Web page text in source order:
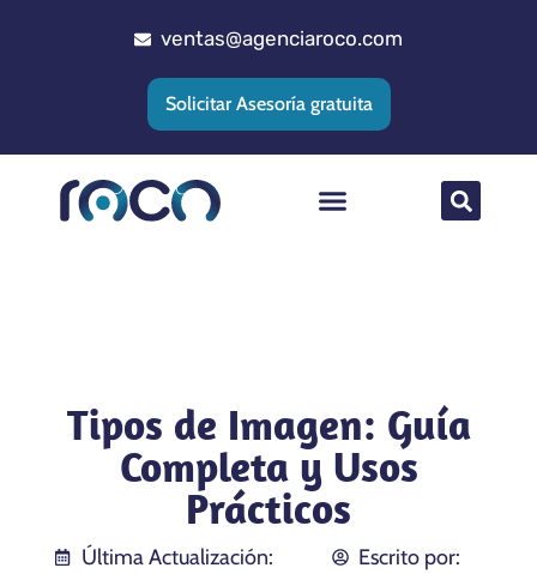
ventas@agenciaroco.com
Solicitar Asesoría gratuita
Tipos de Imagen: Guía
Completa y Usos
Prácticos
Última Actualización:
Escrito por: